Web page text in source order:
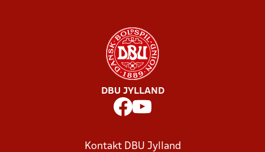
DBU JYLLAND
Kontakt DBU Jylland